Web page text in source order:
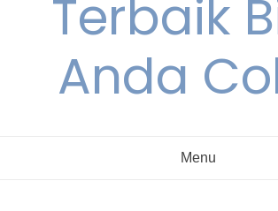
Terbaik
Anda
Menu